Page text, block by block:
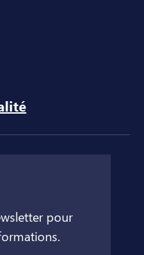
onglet
un nouvel onglet
dans un nouvel
lien dans un
pour